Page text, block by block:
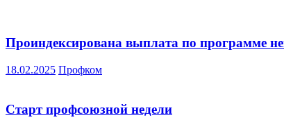
Проиндексирована выплата по программе
18.02.2025 Профком
Старт профсоюзной недели